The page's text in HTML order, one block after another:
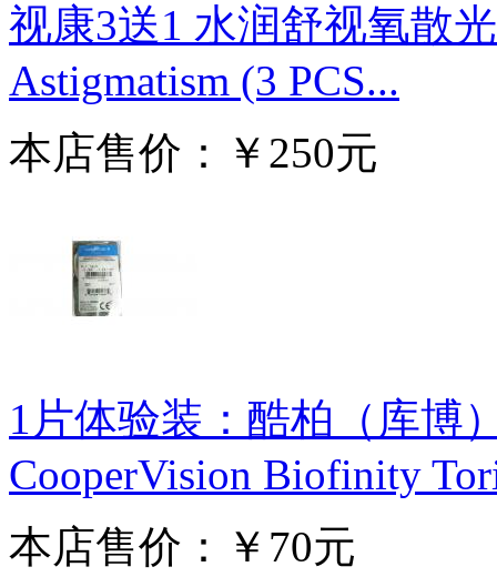
视康3送1 水润舒视氧散
Astigmatism (3 PCS...
本店售价：￥250元
1片体验装：酷柏（库博
CooperVision Biofinity
本店售价：￥70元